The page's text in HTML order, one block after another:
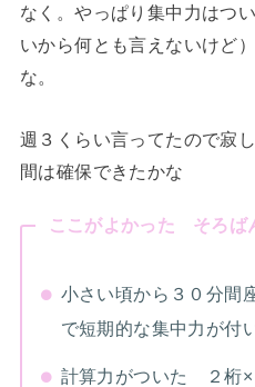
なく。やっぱり集中力はつ
いから何とも言えないけど
な。
週３くらい言ってたので寂
間は確保できたかな
ここがよかった そろば
小さい頃から３０分間
で短期的な集中力が付
計算力がついた ２桁×